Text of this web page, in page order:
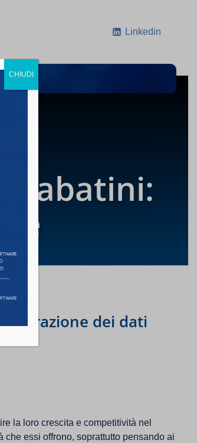
Linkedin
NEWS
Sabatini:
dei dati
la loro crescita e competitività nel
essi offrono, soprattutto pensando ai
CHIUDI